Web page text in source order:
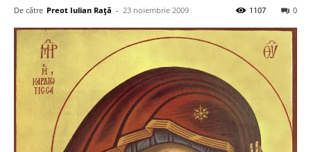
De către Preot Iulian Raţă - 23 noiembrie 2009 0
1107